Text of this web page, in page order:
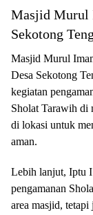
Masjid Murul
Sekotong
Masjid Murul
Desa Sekotong
kegiatan
Sholat Tarawih di
di lokasi untuk
aman.
Lebih lanjut, Iptu I
pengamanan
area masjid,